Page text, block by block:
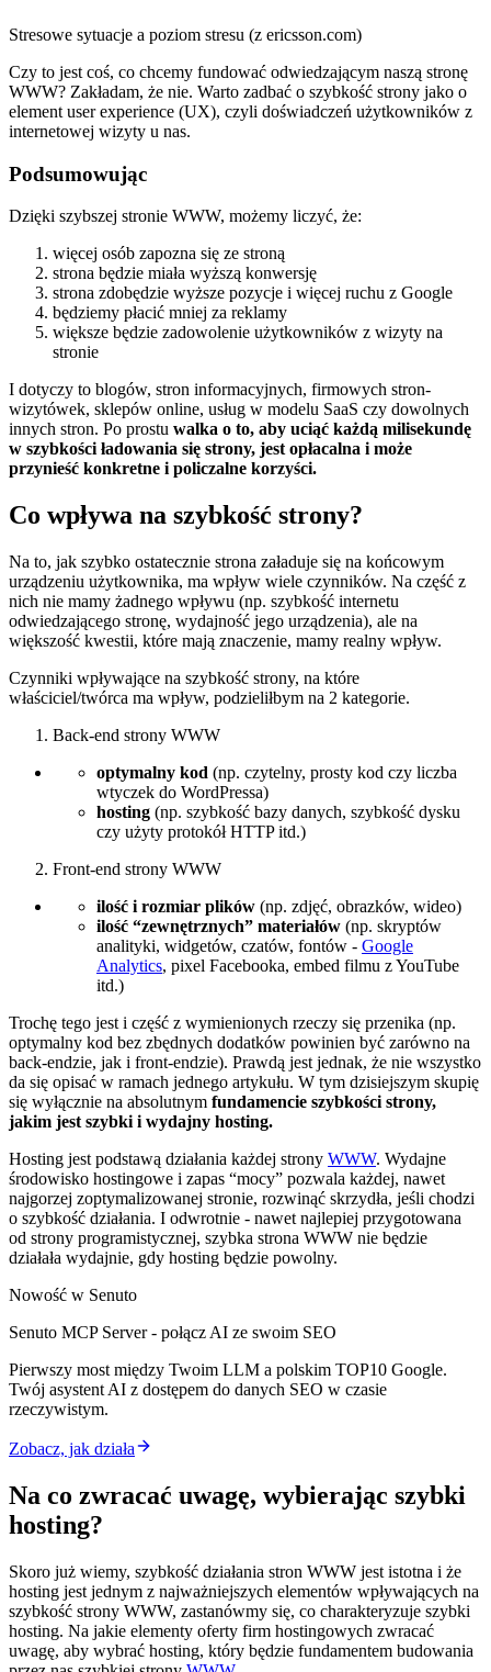
Stresowe sytuacje a poziom stresu (z ericsson.com)
Czy to jest coś, co chcemy fundować odwiedzającym naszą stronę
WWW? Zakładam, że nie. Warto zadbać o szybkość strony jako o
element user experience (UX), czyli doświadczeń użytkowników z
internetowej wizyty u nas.
Podsumowując
Dzięki szybszej stronie WWW, możemy liczyć, że:
więcej osób zapozna się ze stroną
strona będzie miała wyższą konwersję
strona zdobędzie wyższe pozycje i więcej ruchu z Google
będziemy płacić mniej za reklamy
większe będzie zadowolenie użytkowników z wizyty na
stronie
I dotyczy to blogów, stron informacyjnych, firmowych stron-
wizytówek, sklepów online, usług w modelu SaaS czy dowolnych
innych stron. Po prostu walka o to, aby uciąć każdą milisekundę
w szybkości ładowania się strony, jest opłacalna i może
przynieść konkretne i policzalne korzyści.
Co wpływa na szybkość strony?
Na to, jak szybko ostatecznie strona załaduje się na końcowym
urządzeniu użytkownika, ma wpływ wiele czynników. Na część z
nich nie mamy żadnego wpływu (np. szybkość internetu
odwiedzającego stronę, wydajność jego urządzenia), ale na
większość kwestii, które mają znaczenie, mamy realny wpływ.
Czynniki wpływające na szybkość strony, na które
właściciel/twórca ma wpływ, podzieliłbym na 2 kategorie.
Back-end strony WWW
optymalny kod (np. czytelny, prosty kod czy liczba
wtyczek do WordPressa)
hosting (np. szybkość bazy danych, szybkość dysku
czy użyty protokół HTTP itd.)
Front-end strony WWW
ilość i rozmiar plików (np. zdjęć, obrazków, wideo)
ilość “zewnętrznych” materiałów (np. skryptów
analityki, widgetów, czatów, fontów - Google
Analytics, pixel Facebooka, embed filmu z YouTube
itd.)
Trochę tego jest i część z wymienionych rzeczy się przenika (np.
optymalny kod bez zbędnych dodatków powinien być zarówno na
back-endzie, jak i front-endzie). Prawdą jest jednak, że nie wszystko
da się opisać w ramach jednego artykułu. W tym dzisiejszym skupię
się wyłącznie na absolutnym fundamencie szybkości strony,
jakim jest szybki i wydajny hosting.
Hosting jest podstawą działania każdej strony WWW. Wydajne
środowisko hostingowe i zapas “mocy” pozwala każdej, nawet
najgorzej zoptymalizowanej stronie, rozwinąć skrzydła, jeśli chodzi
o szybkość działania. I odwrotnie - nawet najlepiej przygotowana
od strony programistycznej, szybka strona WWW nie będzie
działała wydajnie, gdy hosting będzie powolny.
Nowość w Senuto
Senuto MCP Server - połącz AI ze swoim SEO
Pierwszy most między Twoim LLM a polskim TOP10 Google.
Twój asystent AI z dostępem do danych SEO w czasie
rzeczywistym.
Zobacz, jak działa
Na co zwracać uwagę, wybierając szybki
hosting?
Skoro już wiemy, szybkość działania stron WWW jest istotna i że
hosting jest jednym z najważniejszych elementów wpływających na
szybkość strony WWW, zastanówmy się, co charakteryzuje szybki
hosting. Na jakie elementy oferty firm hostingowych zwracać
uwagę, aby wybrać hosting, który będzie fundamentem budowania